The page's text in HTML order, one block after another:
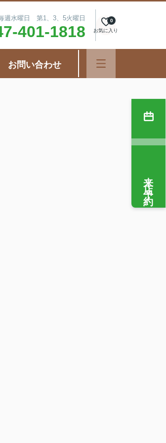
週水曜日 第1、3、5火曜日
401-1818 お気に入り
0
お問い合わせ
来店予約